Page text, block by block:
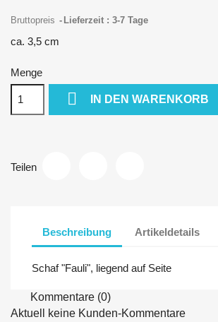
Bruttopreis Lieferzeit : 3-7 Tage
ca. 3,5 cm
Menge
 IN DEN WARENKORB
Teilen
Beschreibung Artikeldetails
Schaf "Fauli", liegend auf Seite
Kommentare (0)
Aktuell keine Kunden-Kommentare